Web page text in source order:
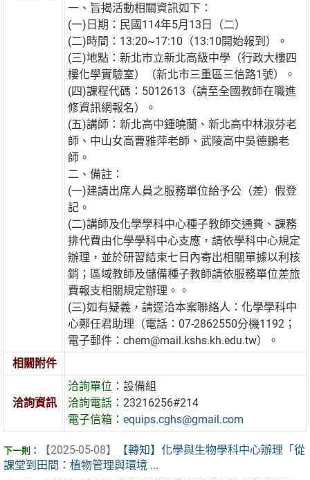
一、旨揭活動相關資訊如下：
(一)日期：民國114年5月13日（二）
(二)時間：13:20~17:10（13:10開始報到）。
(三)地點：新北市立新北高級中學（行政大樓四
樓化學實驗室）（新北市三重區三信路1號）。
(四)課程代碼：5012613（請至全國教師在職進
修資訊網報名）。
(五)講師：新北高中鍾曉蘭、新北高中林淑芬老
師、中山女高曹雅萍老師、武陵高中吳德鵬老
師。
二、備註：
(一)建請出席人員之服務單位給予公（差）假登
記。
(二)講師及化學學科中心種子教師交通費、課務
排代費由化學學科中心支應，請依學科中心規定
辦理，並於研習結束七日內寄出相關單據以利核
銷；區域教師及儲備種子教師請依服務單位差旅
費報支相關規定辦理。。
(三)如有疑義，請逕洽本案聯絡人：化學學科中
心鄭任君助理（電話：07-2862550分機1192；
電子郵件：chem@mail.kshs.kh.edu.tw）。
相關附件
洽詢資訊
洽詢單位：設備組
洽詢電話：23216256#214
電子信箱：equips.cghs@gmail.com
【2025-05-08】
【轉知】化學與生物學科中心辦理「從
課堂到田間：植物管理與環境 ...